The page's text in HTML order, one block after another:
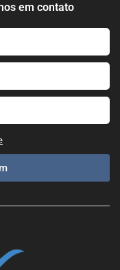
em contato